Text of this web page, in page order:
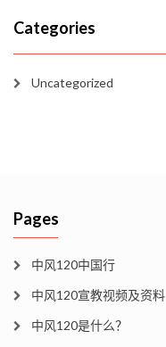
Categories
Uncategorized
Pages
中风120中国行
中风120宣教视频及资料
中风120是什么？